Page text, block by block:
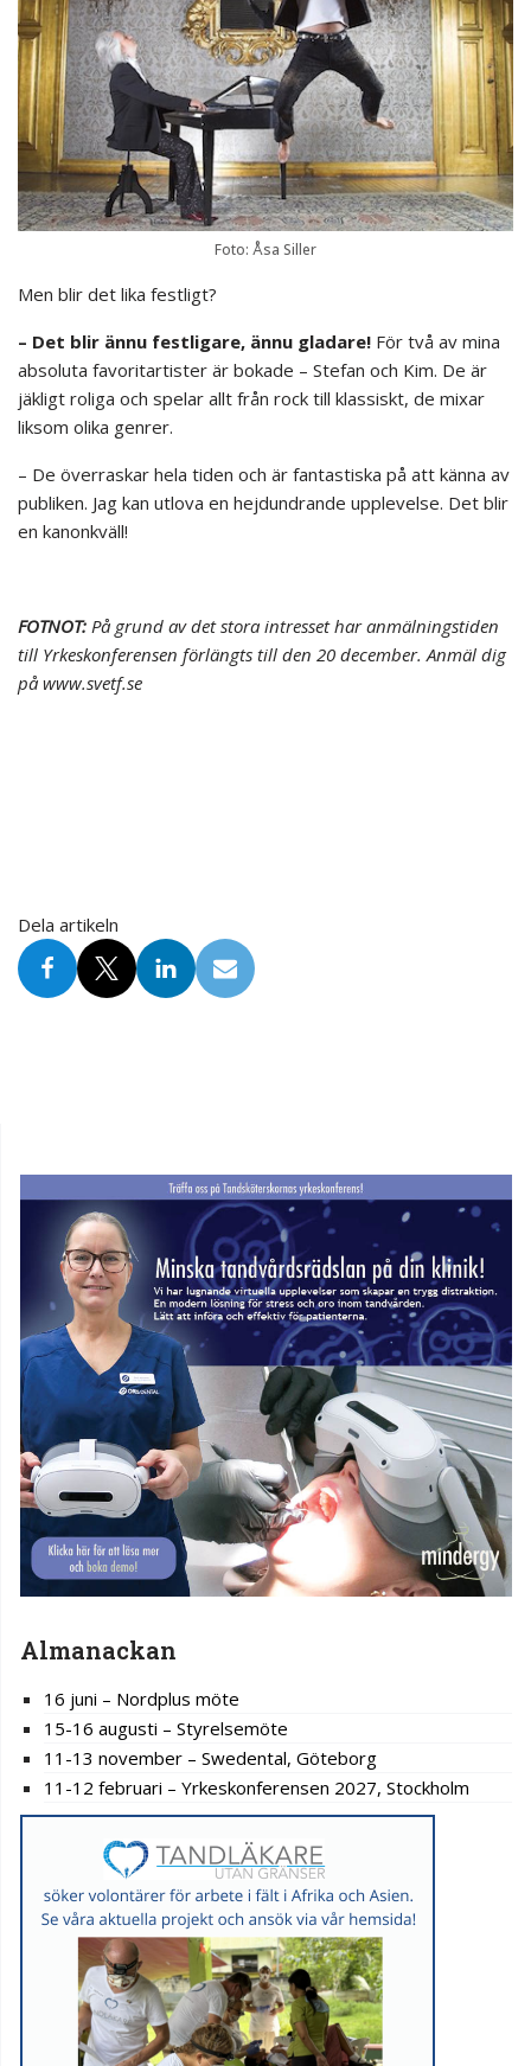
Foto: Åsa Siller
Men blir det lika festligt?
– Det blir ännu festligare, ännu gladare! För två av mina
absoluta favoritartister är bokade – Stefan och Kim. De är
jäkligt roliga och spelar allt från rock till klassiskt, de mixar
liksom olika genrer.
– De överraskar hela tiden och är fantastiska på att känna av
publiken. Jag kan utlova en hejdundrande upplevelse. Det blir
en kanonkväll!
FOTNOT: På grund av det stora intresset har anmälningstiden
till Yrkeskonferensen förlängts till den 20 december. Anmäl dig
på www.svetf.se
Dela artikeln
Almanackan
16 juni – Nordplus möte
15-16 augusti – Styrelsemöte
11-13 november – Swedental, Göteborg
11-12 februari – Yrkeskonferensen 2027, Stockholm